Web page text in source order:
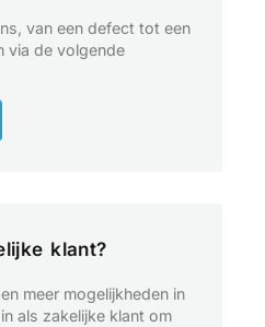
van een defect tot een
via de volgende
klant?
meer mogelijkheden in
als zakelijke klant om